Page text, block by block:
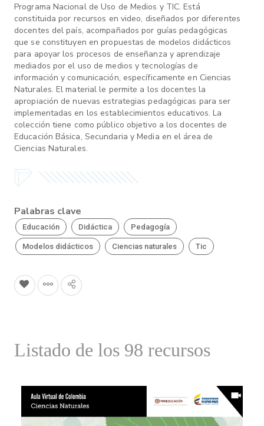
Programa Nacional de Uso de Medios y TIC. Está
constituida por recursos en video, diseñados por diferentes
docentes del país, acompañados por guías pedagógicas
que se constituyen en propuestas de modelos didácticos
para apoyar los procesos de enseñanza y aprendizaje
mediados por el uso de medios y tecnologías de
información y comunicación, específicamente en Ciencias
Naturales. El material le permite a los docentes la
apropiación de nuevas estrategias pedagógicas para ser
implementadas en los establecimientos educativos. La
colección tiene como público objetivo a los docentes de
Educación Básica, Secundaria y Media en el área de
Ciencias Naturales.
Palabras clave
Educación Didáctica Pedagogía
Modelos didácticos Ciencias naturales Tic
Listado de los 98 recursos